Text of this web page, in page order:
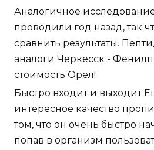
Аналогичное
проводили год назад, так
сравнить результаты.
аналоги Черкесск -
стоимость Орел!
Быстро входит и выходит
интересное качество
том, что он очень быстро
попав в организм